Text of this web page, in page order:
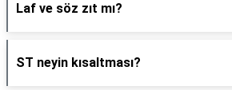
Laf ve söz zıt mı?
ST neyin kısaltması?